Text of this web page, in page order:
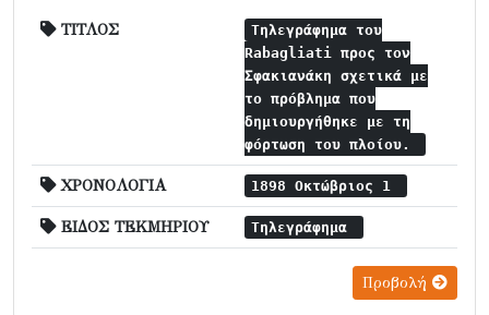
ΤΙΤΛΟΣ
Τηλεγράφημα του
Rabagliati προς τον
Σφακιανάκη σχετικά με
το πρόβλημα που
δημιουργήθηκε με τη
φόρτωση του πλοίου.
ΧΡΟΝΟΛΟΓΙΑ 1898 Οκτώβριος 1
ΕΙΔΟΣ ΤΕΚΜΗΡΙΟΥ Τηλεγράφημα
Προβολή